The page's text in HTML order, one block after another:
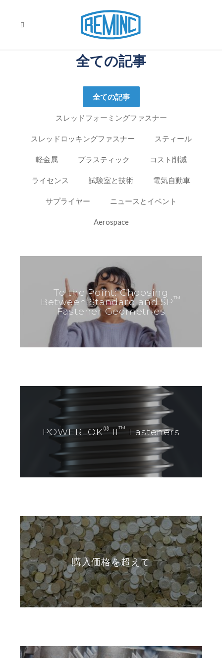
全ての記事
全ての記事
スレッドフォーミングファスナー
スレッドロッキングファスナー スティール
軽金属 プラスティック コスト削減
ライセンス 試験室と技術 電気自動車
サプライヤー ニュースとイベント
Aerospace
To the Point: Choosing
Between Standard and SP™
Fastener Geometries
POWERLOK® II™ Fasteners
購入価格を超えて